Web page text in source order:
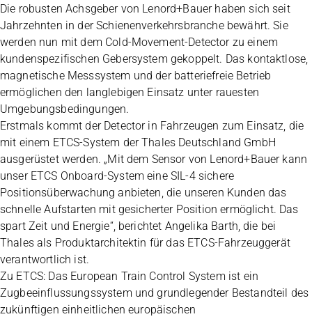
Die robusten Achsgeber von Lenord+Bauer haben sich seit
Jahrzehnten in der Schienenverkehrsbranche bewährt. Sie
werden nun mit dem Cold-Movement-Detector zu einem
kundenspezifischen Gebersystem gekoppelt. Das kontaktlose,
magnetische Messsystem und der batteriefreie Betrieb
ermöglichen den langlebigen Einsatz unter rauesten
Umgebungsbedingungen.
Erstmals kommt der Detector in Fahrzeugen zum Einsatz, die
mit einem ETCS-System der Thales Deutschland GmbH
ausgerüstet werden. „Mit dem Sensor von Lenord+Bauer kann
unser ETCS Onboard-System eine SIL-4 sichere
Positionsüberwachung anbieten, die unseren Kunden das
schnelle Aufstarten mit gesicherter Position ermöglicht. Das
spart Zeit und Energie“, berichtet Angelika Barth, die bei
Thales als Produktarchitektin für das ETCS-Fahrzeuggerät
verantwortlich ist.
Zu ETCS: Das European Train Control System ist ein
Zugbeeinflussungssystem und grundlegender Bestandteil des
zukünftigen einheitlichen europäischen